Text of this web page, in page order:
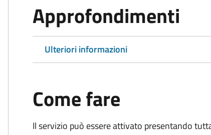
Approfondimenti
Ulteriori informazioni
Come fare
Il servizio può essere attivato presentando